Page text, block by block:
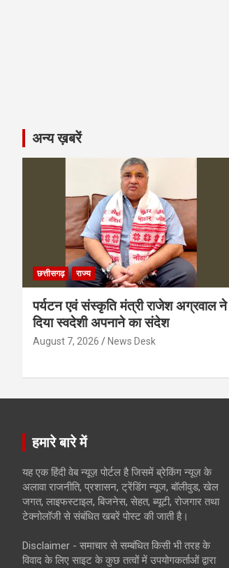
अन्य ख़बरें
छत्तीसगढ़ राज्य
पर्यटन एवं संस्कृति मंत्री राजेश अग्रवाल ने
दिया स्वदेशी अपनाने का संदेश
August 7, 2026 News Desk
हमारे बारे में
यह एक हिंदी वेब न्यूज़ पोर्टल है जिसमें ब्रेकिंग न्यूज़ के
अलावा राजनीति, प्रशासन, ट्रेंडिंग न्यूज, बॉलीवुड, खेल
जगत, लाइफस्टाइल, बिजनेस, सेहत, ब्यूटी, रोजगार तथा
टेक्नोलॉजी से संबंधित खबरें पोस्ट की जाती है।
Disclaimer - समाचार से सम्बंधित किसी भी तरह के
विवाद के लिए साइट के कुछ तत्वों में उपयोगकर्ताओं द्वारा